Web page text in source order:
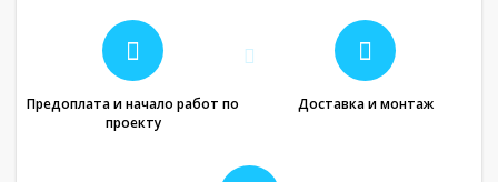
Предоплата и начало работ по
проекту
Доставка и монтаж